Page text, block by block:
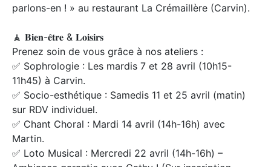
parlons-en ! » au restaurant La Crémaillère (Carvin).
🧘 𝐁𝐢𝐞𝐧-𝐞̂𝐭𝐫𝐞 & 𝐋𝐨𝐢𝐬𝐢𝐫𝐬
Prenez soin de vous grâce à nos ateliers :
✅ Sophrologie : Les mardis 7 et 28 avril (10h15-
11h45) à Carvin.
✅ Socio-esthétique : Samedis 11 et 25 avril (matin)
sur RDV individuel.
✅ Chant Choral : Mardi 14 avril (14h-16h) avec
Martin.
✅ Loto Musical : Mercredi 22 avril (14h-16h) –